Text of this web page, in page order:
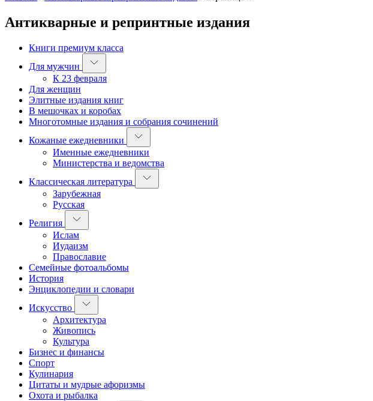
Антикварные и репринтные издания
Книги премиум класса
Для мужчин
К 23 февраля
Для женщин
Элитные издания книг
В мешочках и коробах
Многотомные издания и собрания сочинений
Кожаные ежедневники
Именные ежедневники
Министерства и ведомства
Классическая литература
Зарубежная
Русская
Религия
Ислам
Иудаизм
Православие
Семейные фотоальбомы
История
Энциклопедии и словари
Искусство
Архитектура
Живопись
Культура
Бизнес и финансы
Спорт
Кулинария
Цитаты и мудрые афоризмы
Охота и рыбалка